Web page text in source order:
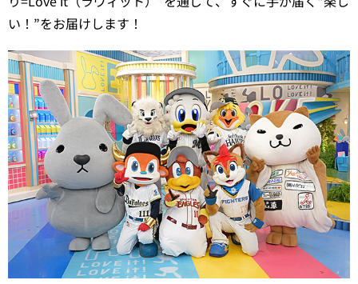
い！”をお届けします！